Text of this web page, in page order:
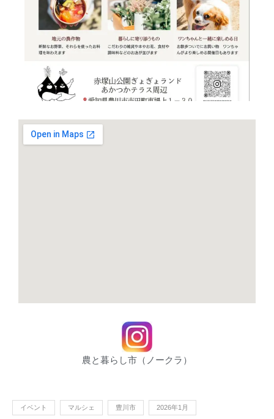
農と暮らし市（ノークラ）
イベント マルシェ 豊川市 2026年1月